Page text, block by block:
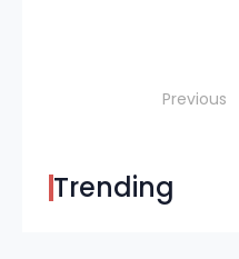
Previous
Trending